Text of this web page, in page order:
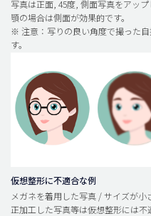
料金一覧
ご相談のお問い合わせ
写真は正面, 45度, 側面写真をアップ
顎の場合は側面が効果的です。
※ 注意：写りの良い角度で撮った
す。
仮想整形に不適合な例
メガネを着用した写真 / サイズが
正加工した写真等は仮想整形には不